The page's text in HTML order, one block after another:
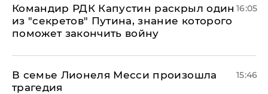
Командир РДК Капустин раскрыл один
из "секретов" Путина, знание которого
поможет закончить войну
16:05
В семье Лионеля Месси произошла
трагедия
15:46